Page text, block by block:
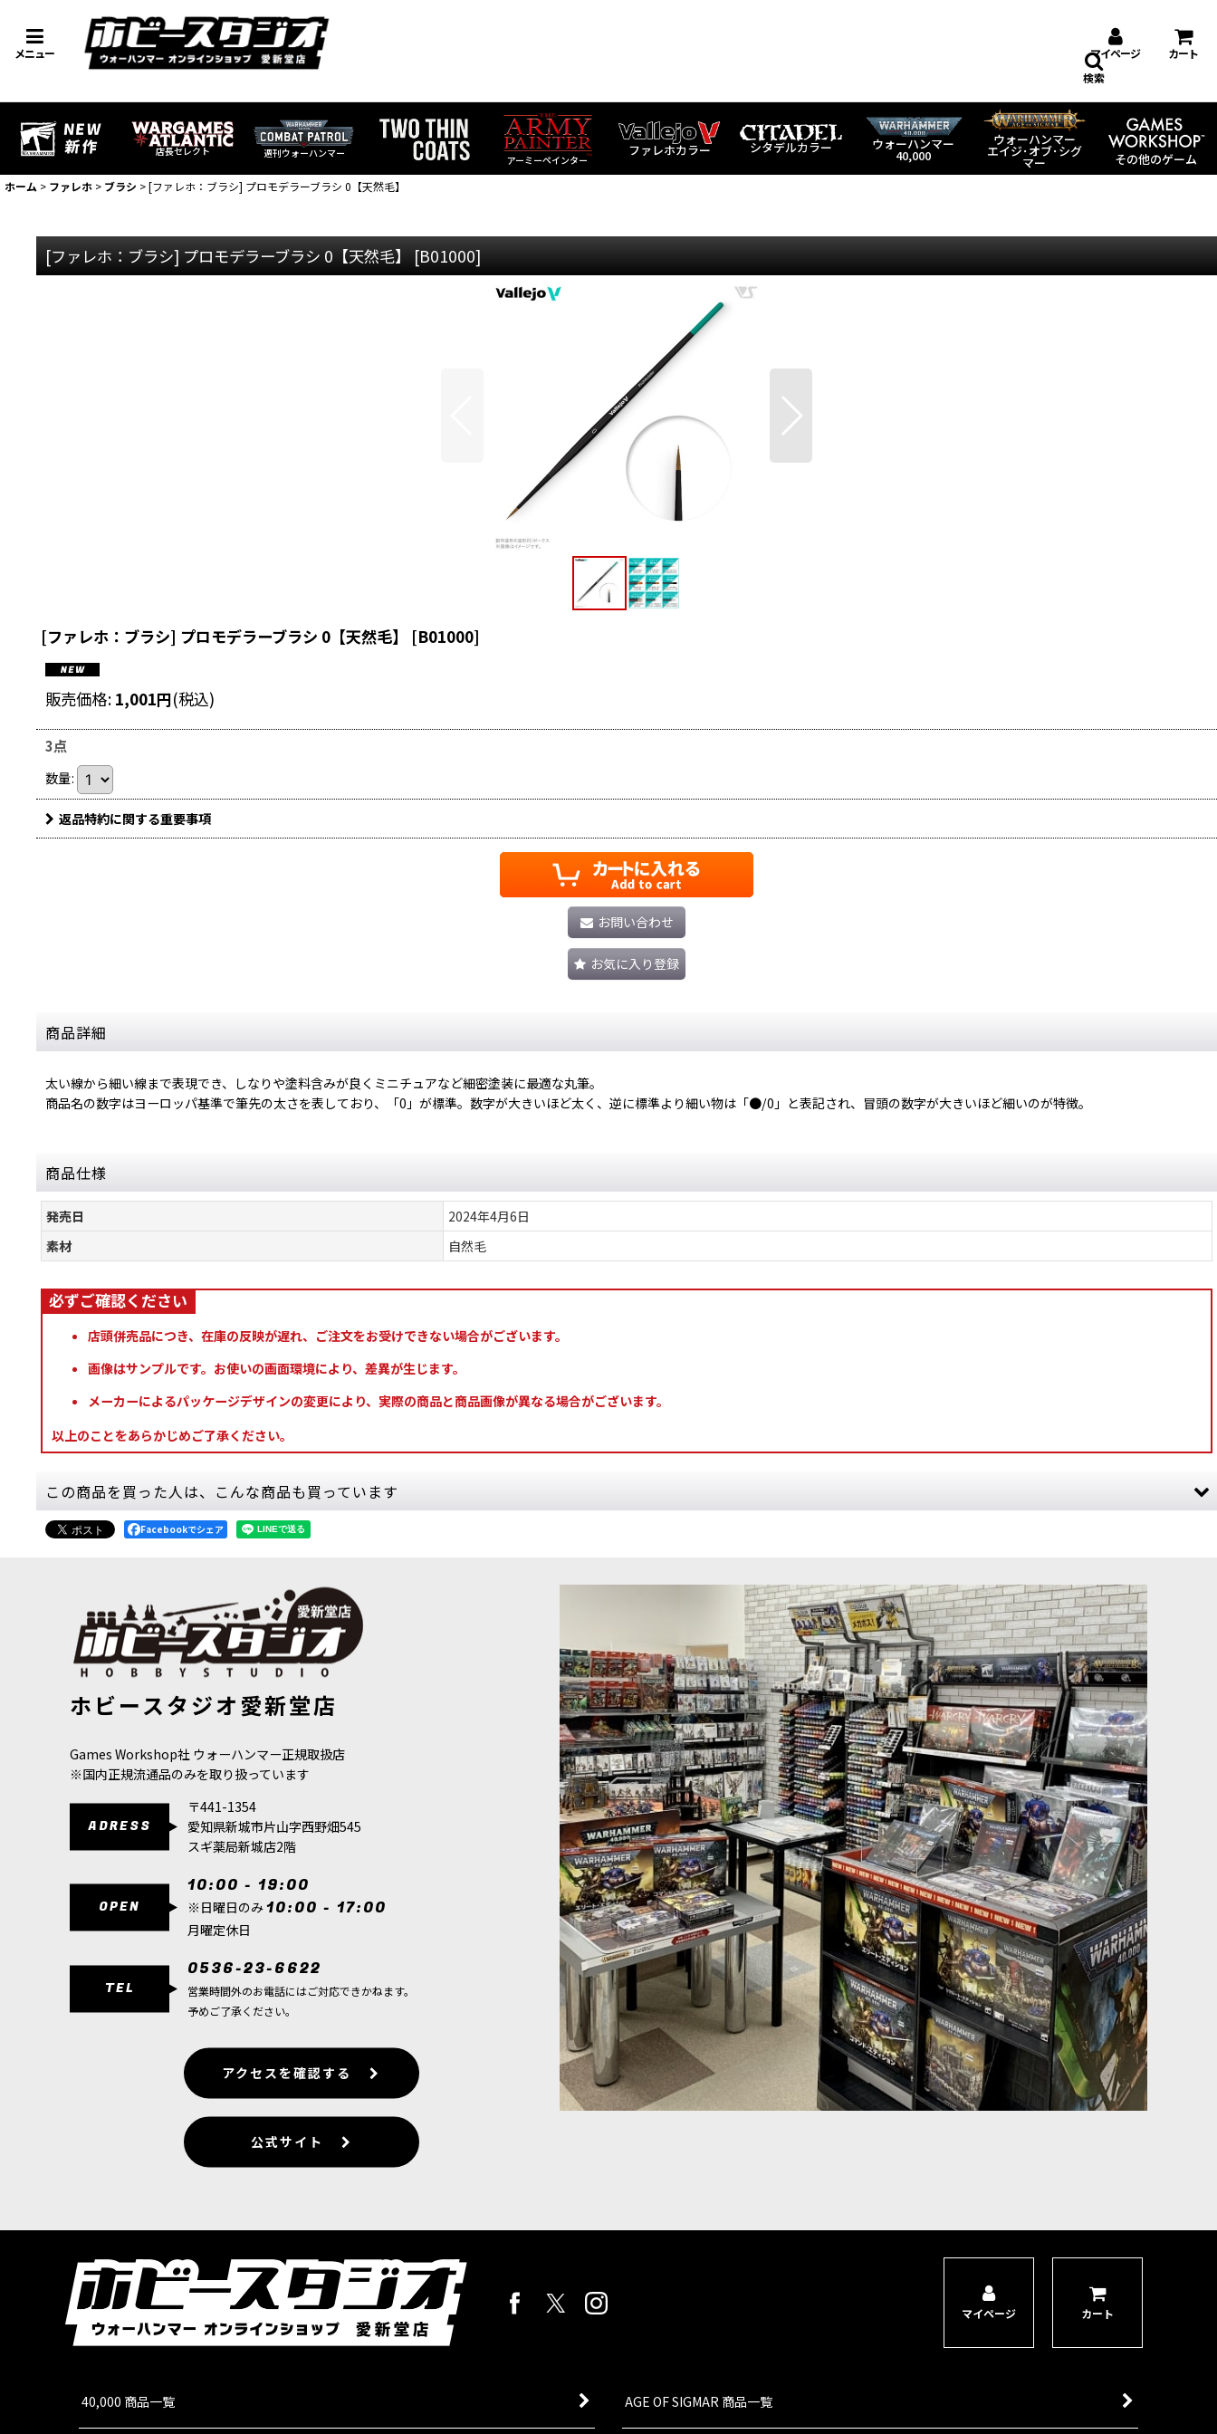
メニュー マイページ カート
店長セレクト 週刊ウォーハンマー
アーミーペインター
ファレホカラー シタデルカラー ウォーハンマー
40,000
ウォーハンマー
エイジ･オブ･シグ
マー その他のゲーム
検索
ホーム > ファレホ > ブラシ >[ファレホ：ブラシ] プロモデラーブラシ 0【天然毛】
[ファレホ：ブラシ] プロモデラーブラシ 0【天然毛】 [B01000]
[ファレホ：ブラシ] プロモデラーブラシ 0【天然毛】 [B01000]
販売価格: 1,001円(税込)
3点
数量:
返品特約に関する重要事項
お問い合わせ
お気に入り登録
商品詳細
太い線から細い線まで表現でき、しなりや塗料含みが良くミニチュアなど細密塗装に最適な丸筆。
商品名の数字はヨーロッパ基準で筆先の太さを表しており、「0」が標準。数字が大きいほど太く、逆に標準より細い物は「●/0」と表記され、冒頭の数字が大きいほど細いのが特徴。
商品仕様
発売日
2024年4月6日
素材
自然毛
店頭併売品につき、在庫の反映が遅れ、ご注文をお受けできない場合がございます。
画像はサンプルです。お使いの画面環境により、差異が生じます。
メーカーによるパッケージデザインの変更により、実際の商品と商品画像が異なる場合がございます。
以上のことをあらかじめご了承ください。
この商品を買った人は、こんな商品も買っています
イエロー 72477
[ファレホ：ブラシ] プロモデラーブラシ 2/0【天然毛】
[ファレホ：ブラシ] ディテールブラシ 0【人工毛】
[B02000]
473円(税込)
[ファレホ：ゲームカラー] ローズフレッシュ[
385円(税込)
Facebookでシェア
ホビースタジオ愛新堂店
Games Workshop社 ウォーハンマー正規取扱店
※国内正規流通品のみを取り扱っています
ADRESS
〒441-1354
愛知県新城市片山字西野畑545
スギ薬局新城店2階
OPEN
10:00 - 19:00
※日曜日のみ 10:00 - 17:00
月曜定休日
TEL
0536-23-6622
営業時間外のお電話にはご対応できかねます。
予めご了承ください。
アクセスを確認する
公式サイト
マイページ カート
40,000 商品一覧 AGE OF SIGMAR 商品一覧